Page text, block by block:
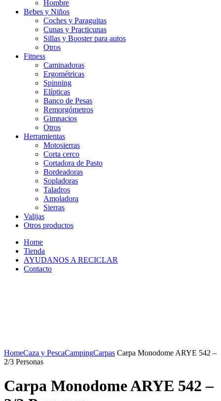
Hombre
Bebes y Niños
Coches y Paraguitas
Cunas y Practicunas
Sillas y Booster para autos
Otros
Fitness
Caminadoras
Ergométricas
Spinning
Elípticas
Banco de Pesas
Remorgómetros
Gimnacios
Otros
Herramientas
Motosierras
Corta cerco
Cortadora de Pasto
Bordeadoras
Sopladoras
Taladros
Amoladora
Sierras
Valijas
Otros productos
Home
Tienda
AYUDANOS A RECICLAR
Contacto
HomeCaza y PescaCampingCarpas Carpa Monodome ARYE 542 –
2/3 Personas
Carpa Monodome ARYE 542 –